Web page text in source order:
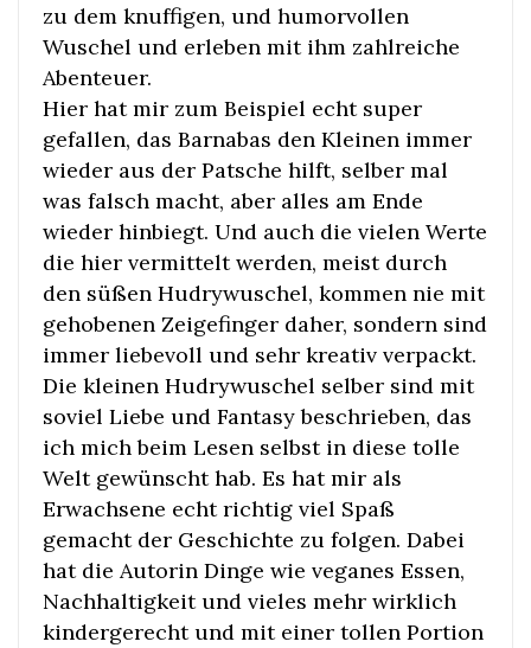
zu dem knuffigen, und humorvollen
Wuschel und erleben mit ihm zahlreiche
Abenteuer.
Hier hat mir zum Beispiel echt super
gefallen, das Barnabas den Kleinen immer
wieder aus der Patsche hilft, selber mal
was falsch macht, aber alles am Ende
wieder hinbiegt. Und auch die vielen Werte
die hier vermittelt werden, meist durch
den süßen Hudrywuschel, kommen nie mit
gehobenen Zeigefinger daher, sondern sind
immer liebevoll und sehr kreativ verpackt.
Die kleinen Hudrywuschel selber sind mit
soviel Liebe und Fantasy beschrieben, das
ich mich beim Lesen selbst in diese tolle
Welt gewünscht hab. Es hat mir als
Erwachsene echt richtig viel Spaß
gemacht der Geschichte zu folgen. Dabei
hat die Autorin Dinge wie veganes Essen,
Nachhaltigkeit und vieles mehr wirklich
kindergerecht und mit einer tollen Portion